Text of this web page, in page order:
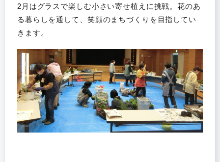
2月はグラスで楽しむ小さい寄せ植えに挑戦。花のあ
る暮らしを通して、笑顔のまちづくりを目指してい
きます。